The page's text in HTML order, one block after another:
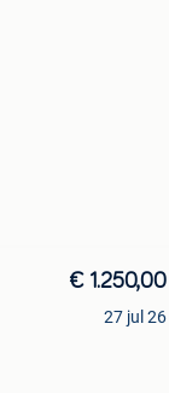
€ 1.250,00
27 jul 26